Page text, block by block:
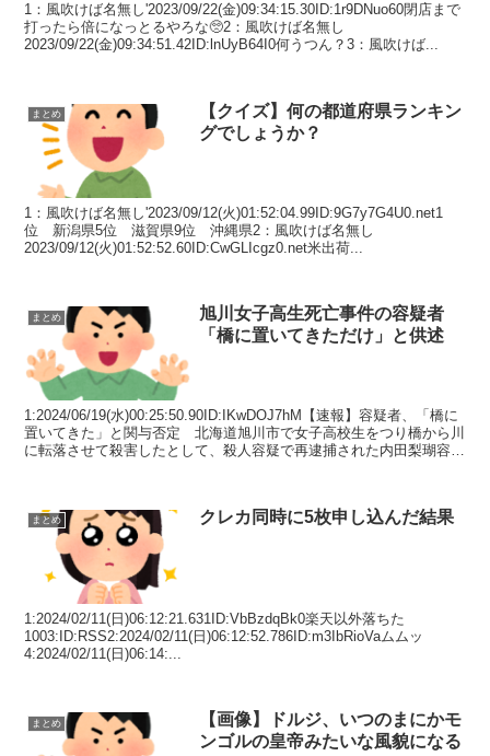
1：風吹けば名無し'2023/09/22(金)09:34:15.30ID:1r9DNuo60閉店まで
打ったら倍になっとるやろな🥺2：風吹けば名無し
2023/09/22(金)09:34:51.42ID:lnUyB64I0何うつん？3：風吹けば...
まとめ
【クイズ】何の都道府県ランキン
グでしょうか？
1：風吹けば名無し'2023/09/12(火)01:52:04.99ID:9G7y7G4U0.net1
位 新潟県5位 滋賀県9位 沖縄県2：風吹けば名無し
2023/09/12(火)01:52:52.60ID:CwGLIcgz0.net米出荷...
まとめ
旭川女子高生死亡事件の容疑者
「橋に置いてきただけ」と供述
1:2024/06/19(水)00:25:50.90ID:IKwDOJ7hM【速報】容疑者、「橋に
置いてきた」と関与否定 北海道旭川市で女子高校生をつり橋から川
に転落させて殺害したとして、殺人容疑で再逮捕された内田梨瑚容疑
まとめ クレカ同時に5枚申し込んだ結果
1:2024/02/11(日)06:12:21.631ID:VbBzdqBk0楽天以外落ちた
1003:ID:RSS2:2024/02/11(日)06:12:52.786ID:m3IbRioVaムムッ
4:2024/02/11(日)06:14:...
まとめ
【画像】ドルジ、いつのまにかモ
ンゴルの皇帝みたいな風貌になる